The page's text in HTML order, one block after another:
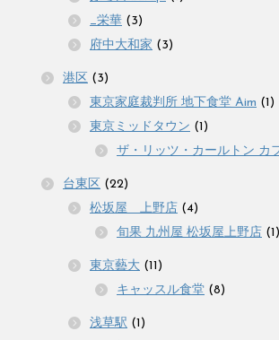
_栄華 (3)
府中大和家 (3)
港区 (3)
東京家庭裁判所 地下食堂 Aim (1)
東京ミッドタウン (1)
ザ・リッツ・カールトン カ
台東区 (22)
松坂屋 上野店 (4)
旬果 九州屋 松坂屋上野店 (1)
東京藝大 (11)
キャッスル食堂 (8)
浅草駅 (1)